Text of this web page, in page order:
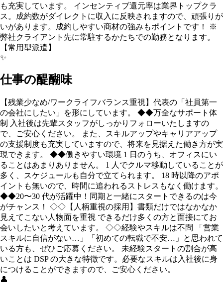
も充実しています。 インセンティブ還元率は業界トップクラ
ス。成約数がダイレクトに収入に反映されますので、頑張りが
いがあります。成約しやすい商材の強みもポイントです！ ※
弊社クライアント先に常駐するかたちでの勤務となります。
【常用型派遣】
✨
仕事の醍醐味
【残業少なめ/ワークライフバランス重視】代表の「社員第一
の会社にしたい」を形にしています。 ◆◆万全なサポート体
制 入社後は先輩スタッフがしっかりフォローいたしますの
で、ご安心ください。 また、スキルアップやキャリアアップ
の⽀援制度も充実していますので、将来を⾒据えた働き方が実
現できます。 ◆◆働きやすい環境 1 日のうち、オフィスにい
ることはあまりありません。 1 人でクルマ移動していることが
多く、スケジュールも自分で立てられます。 18 時以降のアポ
イントも無いので、時間に追われるストレスもなく働けます。
◆◆20〜30 代が活躍中！同期と一緒にスタートできるのは今
がチャンス！ ◇◇【人柄重視の採⽤】書類だけではなかなか
⾒えてこない人物⾯を重視 できるだけ多くの方と⾯接にてお
会いしたいと考えています。 ◇◇経験やスキルは不問 「営業
スキルに自信がない…」「初めての転職で不安…」と思われて
いる方も、ぜひご応募ください。 未経験スタートの割合が高
いことは DSP の⼤きな特徴です。必要なスキルは入社後に⾝
につけることができますので、ご安心ください。
👤